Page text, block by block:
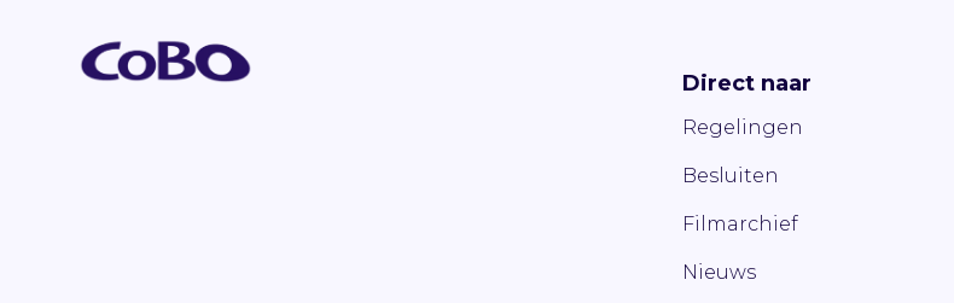
Direct naar
Regelingen
Besluiten
Filmarchief
Nieuws